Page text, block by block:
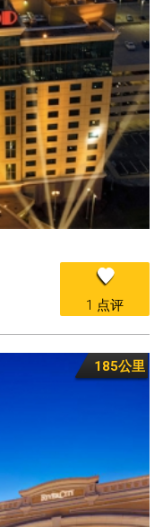
1 点评
185公里